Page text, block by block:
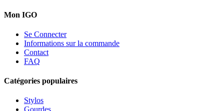
Mon IGO
Se Connecter
Informations sur la commande
Contact
FAQ
Catégories populaires
Stylos